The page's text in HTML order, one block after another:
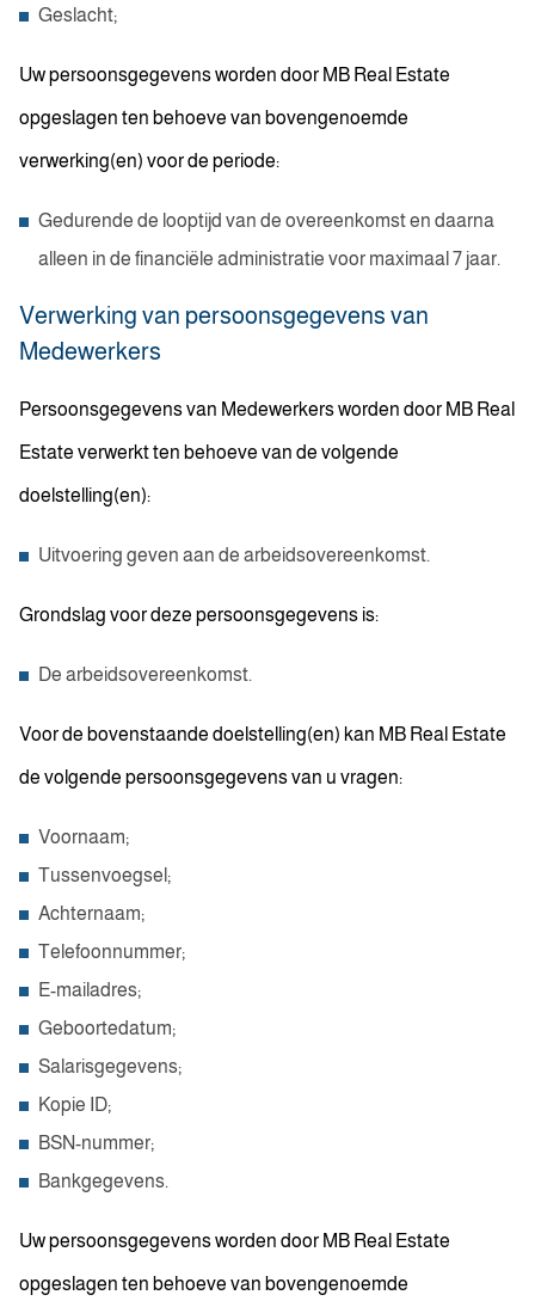
Geslacht;
Uw persoonsgegevens worden door MB Real Estate
opgeslagen ten behoeve van bovengenoemde
verwerking(en) voor de periode:
Gedurende de looptijd van de overeenkomst en daarna
alleen in de financiële administratie voor maximaal 7 jaar.
Verwerking van persoonsgegevens van
Medewerkers
Persoonsgegevens van Medewerkers worden door MB Real
Estate verwerkt ten behoeve van de volgende
doelstelling(en):
Uitvoering geven aan de arbeidsovereenkomst.
Grondslag voor deze persoonsgegevens is:
De arbeidsovereenkomst.
Voor de bovenstaande doelstelling(en) kan MB Real Estate
de volgende persoonsgegevens van u vragen:
Voornaam;
Tussenvoegsel;
Achternaam;
Telefoonnummer;
E-mailadres;
Geboortedatum;
Salarisgegevens;
Kopie ID;
BSN-nummer;
Bankgegevens.
Uw persoonsgegevens worden door MB Real Estate
opgeslagen ten behoeve van bovengenoemde